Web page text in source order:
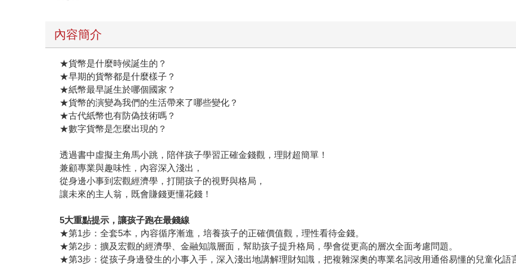
內容簡介
★貨幣是什麼時候誕生的？
★早期的貨幣都是什麼樣子？
★紙幣最早誕生於哪個國家？
★貨幣的演變為我們的生活帶來了哪些變化？
★古代紙幣也有防偽技術嗎？
★數字貨幣是怎麼出現的？
透過書中虛擬主角馬小跳，陪伴孩子學習正確金錢觀，理財超簡單！
兼顧專業與趣味性，內容深入淺出，
從身邊小事到宏觀經濟學，打開孩子的視野與格局，
讓未來的主人翁，既會賺錢更懂花錢！
5大重點提示，讓孩子跑在最錢線
★第1步：全套5本，內容循序漸進，培養孩子的正確價值觀，理性看待金錢。
★第2步：擴及宏觀的經濟學、金融知識層面，幫助孩子提升格局，學會從更高的層次全面考慮問題。
★第3步：從孩子身邊發生的小事入手，深入淺出地講解理財知識，把複雜深奧的專業名詞改用通俗易懂的兒童化語